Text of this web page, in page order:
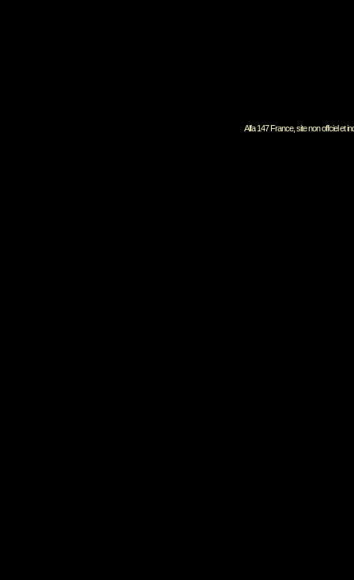
Alfa 147 France, site non offciel et